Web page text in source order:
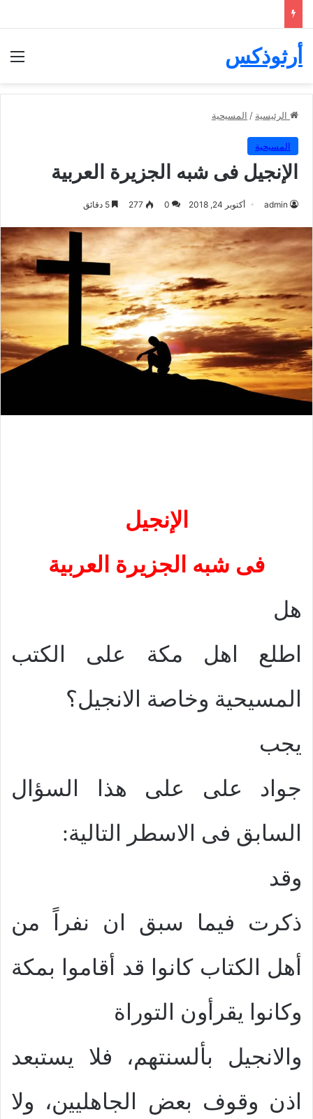
أرثوذكس
الرئيسية / المسيحية
المسيحية
الإنجيل فى شبه الجزيرة العربية
admin أكتوبر 24, 2018 0
277
لإنجيل
فى شبه الجزيرة العربية
هل
اطلع اهل مكة على الكتب
المسيحية وخاصة الانجيل؟
يجب
جواد على على هذا السؤال
السابق فى الاسطر التالية:
وقد
ذكرت فيما سبق ان نفراً من
أهل الكتاب كانوا قد أقاموا بمكة
وكانوا يقرأون التوراة
والانجيل بألسنتهم، فلا يستبعد
اذن وقوف بعض الجاهليين، ولا